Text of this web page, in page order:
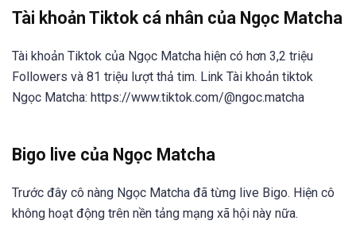
Tài khoản Tiktok cá nhân của Ngọc Matcha
Tài khoản Tiktok của Ngọc Matcha hiện có hơn 3,2 triệu
Followers và 81 triệu lượt thả tim. Link Tài khoản tiktok
Ngọc Matcha: https://www.tiktok.com/@ngoc.matcha
Bigo live của Ngọc Matcha
Trước đây cô nàng Ngọc Matcha đã từng live Bigo. Hiện cô
không hoạt động trên nền tảng mạng xã hội này nữa.